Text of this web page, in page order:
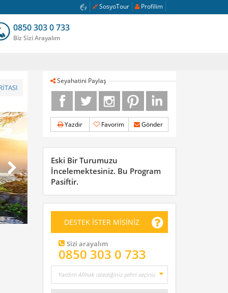
Profilim
SosyoTour
0850 303 0 733
Biz Sizi Arayalım
Seyahatini Paylaş
Yazdır Favorim Gönder
Eski Bir Turumuzu
İncelemektesiniz. Bu Program
Pasiftir.
DESTEK İSTER MİSİNİZ
Sizi arayalım
0850 303 0 733